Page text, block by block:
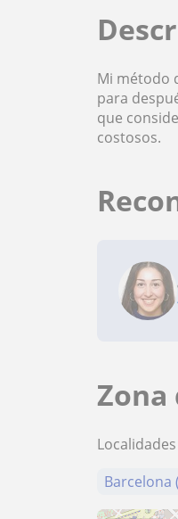
Mi método
para
que
costosos.
Zona
Barcelona